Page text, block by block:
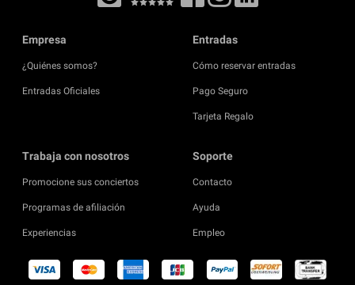
Empresa
¿Quiénes somos?
Entradas Oficiales
Entradas
Cómo reservar entradas
Pago Seguro
Tarjeta Regalo
Trabaja con nosotros
Promocione sus conciertos
Programas de afiliación
Experiencias
Soporte
Contacto
Ayuda
Empleo